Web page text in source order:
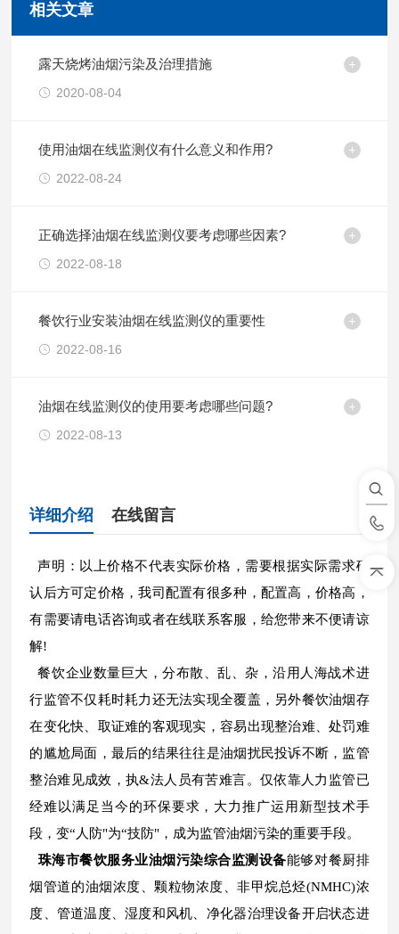
相关文章
露天烧烤油烟污染及治理措施
2020-08-04
使用油烟在线监测仪有什么意义和作用?
2022-08-24
正确选择油烟在线监测仪要考虑哪些因素?
2022-08-18
餐饮行业安装油烟在线监测仪的重要性
2022-08-16
油烟在线监测仪的使用要考虑哪些问题?
2022-08-13
详细介绍 在线留言
声明：以上价格不代表实际价格，需要根据实际需求确
认后方可定价格，我司配置有很多种，配置高，价格高，
有需要请电话咨询或者在线联系客服，给您带来不便请谅
解!
餐饮企业数量巨大，分布散、乱、杂，沿用人海战术进
行监管不仅耗时耗力还无法实现全覆盖，另外餐饮油烟存
在变化快、取证难的客观现实，容易出现整治难、处罚难
的尴尬局面，最后的结果往往是油烟扰民投诉不断，监管
整治难见成效，执&法人员有苦难言。仅依靠人力监管已
经难以满足当今的环保要求，大力推广运用新型技术手
段，变“人防"为“技防"，成为监管油烟污染的重要手段。
珠海市餐饮服务业油烟污染综合监测设备能够对餐厨排
烟管道的油烟浓度、颗粒物浓度、非甲烷总烃(NMHC)浓
度、管道温度、湿度和风机、净化器治理设备开启状态进